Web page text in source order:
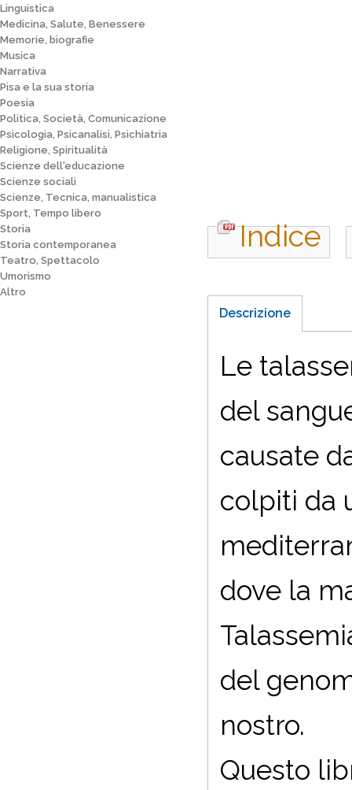
Linguistica
Medicina, Salute, Benessere
Memorie, biografie
Musica
Narrativa
Pisa e la sua storia
Poesia
Politica, Società, Comunicazione
Psicologia, Psicanalisi, Psichiatria
Religione, Spiritualità
Scienze dell'educazione
Scienze sociali
Scienze, Tecnica, manualistica
Sport, Tempo libero
Storia
Storia contemporanea
Teatro, Spettacolo
Umorismo
Altro
Indice
Descrizione
Le
del
causate
colpiti da
dove la
del
nostro.
Questo